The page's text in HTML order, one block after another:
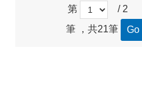
第
/ 2
筆 ，共21筆